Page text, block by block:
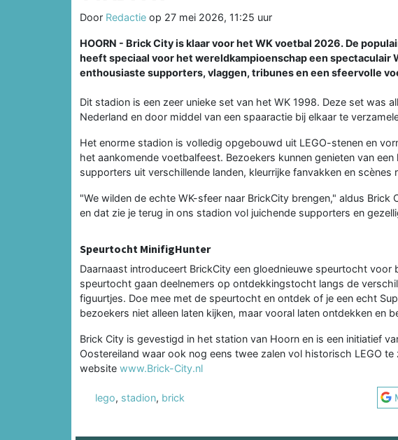
Door Redactie op 27 mei 2026, 11:25 uur
HOORN - Brick City is klaar voor het WK voetbal 2026. De
heeft speciaal voor het wereldkampioenschap een spectaculair
enthousiaste supporters, vlaggen, tribunes en een sfeervolle
Dit stadion is een zeer unieke set van het WK 1998. Deze set was
Nederland en door middel van een spaaractie bij elkaar te
Het enorme stadion is volledig opgebouwd uit LEGO-stenen en
het aankomende voetbalfeest. Bezoekers kunnen genieten van
supporters uit verschillende landen, kleurrijke fanvakken en scènes
"We wilden de echte WK-sfeer naar BrickCity brengen," aldus
en dat zie je terug in ons stadion vol juichende supporters en
Speurtocht MinifigHunter
Daarnaast introduceert BrickCity een gloednieuwe speurtocht voor
speurtocht gaan deelnemers op ontdekkingstocht langs de
figuurtjes. Doe mee met de speurtocht en ontdek of je een echt
bezoekers niet alleen laten kijken, maar vooral laten ontdekken en
Brick City is gevestigd in het station van Hoorn en is een initiatief
Oostereiland waar ook nog eens twee zalen vol historisch LEGO
website www.Brick-City.nl
lego, stadion, brick